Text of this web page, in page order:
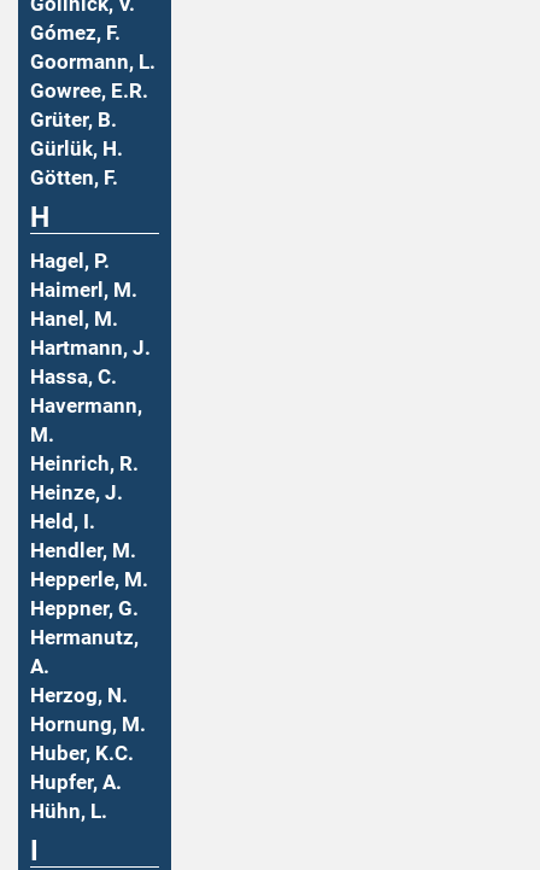
Gómez, F.
Goormann, L.
Gowree, E.R.
Grüter, B.
Gürlük, H.
Götten, F.
H
Hagel, P.
Haimerl, M.
Hanel, M.
Hartmann, J.
Hassa, C.
Havermann,
M.
Heinrich, R.
Heinze, J.
Held, I.
Hendler, M.
Hepperle, M.
Heppner, G.
Hermanutz,
A.
Herzog, N.
Hornung, M.
Huber, K.C.
Hupfer, A.
Hühn, L.